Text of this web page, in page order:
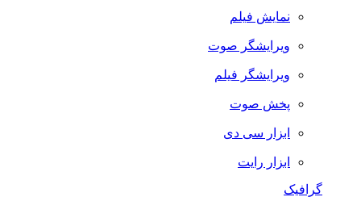
نمایش فیلم
ویرایشگر صوت
ویرایشگر فیلم
پخش صوت
ابزار سی دی
ابزار رایت
گرافیک